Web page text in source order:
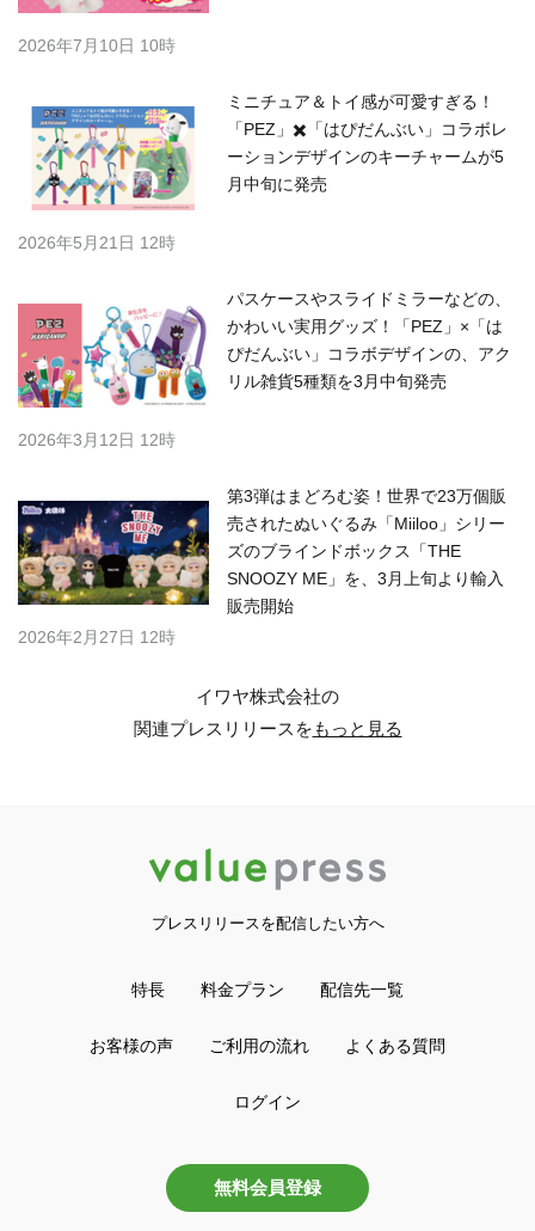
2026年7月10日 10時
ミニチュア＆トイ感が可愛すぎる！
「PEZ」✖️「はぴだんぶい」コラボレ
ーションデザインのキーチャームが5
月中旬に発売
2026年5月21日 12時
パスケースやスライドミラーなどの、
かわいい実用グッズ！「PEZ」×「は
ぴだんぶい」コラボデザインの、アク
リル雑貨5種類を3月中旬発売
2026年3月12日 12時
第3弾はまどろむ姿！世界で23万個販
売されたぬいぐるみ「Miiloo」シリー
ズのブラインドボックス「THE
SNOOZY ME」を、3月上旬より輸入
販売開始
2026年2月27日 12時
イワヤ株式会社の
関連プレスリリースをもっと見る
プレスリリースを配信したい方へ
特長 料金プラン 配信先一覧
お客様の声 ご利用の流れ よくある質問
ログイン
無料会員登録